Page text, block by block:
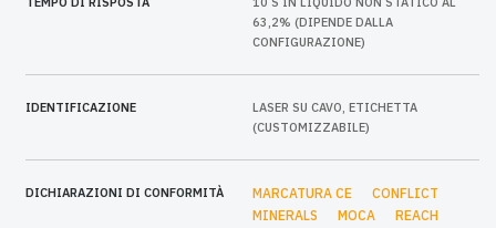
63,2% (DIPENDE DALLA
CONFIGURAZIONE)
IDENTIFICAZIONE
LASER SU CAVO, ETICHETTA
(CUSTOMIZZABILE)
DICHIARAZIONI DI CONFORMITÀ MARCATURA CE
CONFLICT
MINERALS
MOCA
REACH